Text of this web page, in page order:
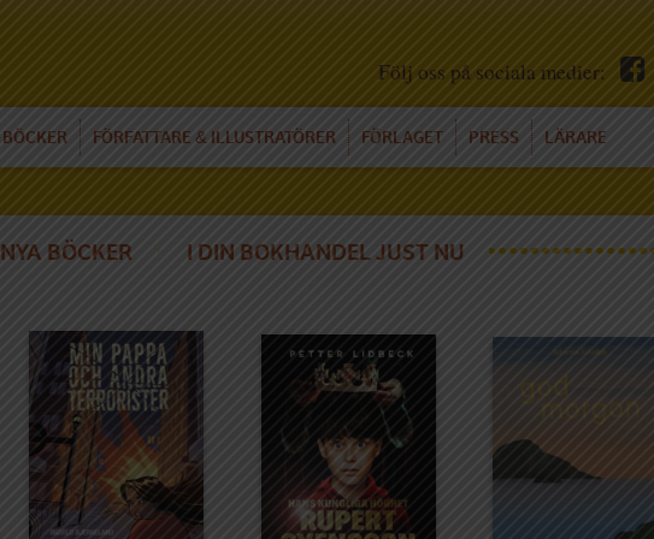
Följ oss på sociala medier:
BÖCKER FÖRFATTARE & ILLUSTRATÖRER FÖRLAGET PRESS LÄRARE
NYA BÖCKER I DIN BOKHANDEL JUST NU